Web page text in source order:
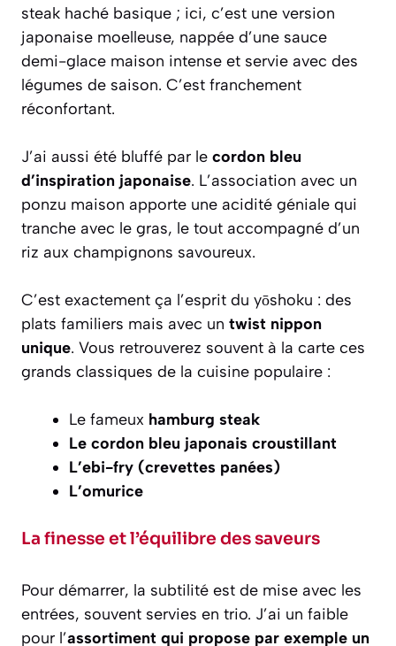
steak haché basique ; ici, c’est une version
japonaise moelleuse, nappée d’une sauce
demi-glace maison intense et servie avec des
légumes de saison. C’est franchement
réconfortant.
J’ai aussi été bluffé par le cordon bleu
d’inspiration japonaise. L’association avec un
ponzu maison apporte une acidité géniale qui
tranche avec le gras, le tout accompagné d’un
riz aux champignons savoureux.
C’est exactement ça l’esprit du yōshoku : des
plats familiers mais avec un twist nippon
unique. Vous retrouverez souvent à la carte ces
grands classiques de la cuisine populaire :
Le fameux hamburg steak
Le cordon bleu japonais croustillant
L’ebi-fry (crevettes panées)
L’omurice
La finesse et l’équilibre des saveurs
Pour démarrer, la subtilité est de mise avec les
entrées, souvent servies en trio. J’ai un faible
pour l’assortiment qui propose par exemple un